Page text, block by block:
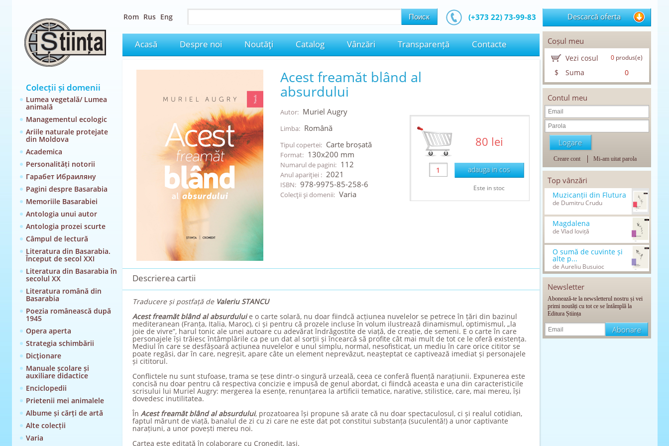
Colecții și domenii
Lumea vegetală/ Lumea
animală
Managementul ecologic
Ariile naturale protejate
din Moldova
Academica
Personalități notorii
Гарабет Ибраиляну
Pagini despre Basarabia
Memoriile Basarabiei
Antologia unui autor
Antologia prozei scurte
Câmpul de lectură
Literatura din Basarabia.
Început de secol XXI
Literatura din Basarabia în
secolul XX
Literatura română din
Basarabia
Poezia românească după
1945
Opera aperta
Strategia schimbării
Dicţionare
Manuale școlare și
auxiliare didactice
Enciclopedii
Prietenii mei animalele
Albume și cărți de artă
Alte colecții
Varia
Rom Rus Eng (+373 22) 73-99-83
Acasă Despre noi Noutăţi Catalog Vânzări Transparență Contacte
Acest freamăt blând al
absurdului
Autor: Muriel Augry
Limba: Română
Tipul copertei: Carte broșată
Format: 130x200 mm
Numarul de pagini: 112
Anul apariţiei : 2021
ISBN: 978-9975-85-258-6
Colecţii şi domenii: Varia
80 lei
adauga in cos
Este in stoc
Descrierea cartii
Traducere și postfață de Valeriu STANCU
Acest freamăt blând al absurduluie o carte solară, nu doar fiindcă acțiunea nuvelelor se petrece în țări din bazinul
mediteranean (Franța, Italia, Maroc), ci și pentru că prozele incluse în volum ilustrează dinamismul, optimismul, „la
joie de vivre”, harul tonic ale unei autoare cu adevărat îndrăgostite de viață, de creație, de semeni. E o carte în care
personajele își trăiesc întâmplările ca pe un dat al sorții și încearcă să profite cât mai mult de tot ce le oferă existența.
Mediul în care se desfășoară acțiunea nuvelelor e unul simplu, normal, nesofisticat, un mediu în care orice cititor se
poate regăsi, dar în care, negreșit, apare câte un element neprevăzut, neașteptat ce captivează imediat și personajele
și cititorul.
Conflictele nu sunt stufoase, trama se țese dintr-o singură urzeală, ceea ce conferă fluență narațiunii. Expunerea este
concisă nu doar pentru că respectiva concizie e impusă de genul abordat, ci fiindcă aceasta e una din caracteristicile
scrisului lui Muriel Augry: mergerea la esențe, renunțarea la artificii tematice, narative, stilistice, care, mai mereu, își
dovedesc inutilitatea.
În Acest freamăt blând al absurdului, prozatoarea își propune să arate că nu doar spectaculosul, ci și realul cotidian,
faptul mărunt de viață, banalul de zi cu zi care ne este dat pot constitui substanța (suculentă!) a unor captivante
narațiuni, a unor povești mereu noi.
Cartea este editată în colaborare cu Cronedit, Iași.
Descarcă oferta
Coșul meu
Vezi cosul 0produs(e)
$ Suma 0
Contul meu
Creare cont Mi-am uitat parola
Top vânzări
Muzicanții din Flutura
de Dumitru Crudu
Magdalena
de Vlad Ioviță
O sumă de cuvinte și
alte p...
de Aureliu Busuioc
Newsletter
Abonează-te la newsletterul nostru și vei
primi noutăți cu tot ce se întâmplă la
Editura Știința